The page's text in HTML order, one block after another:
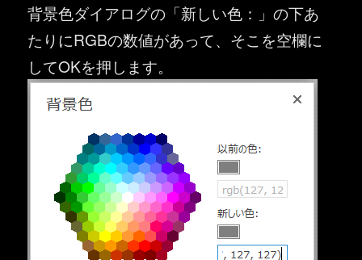
背景色ダイアログの「新しい色：」の下あ
たりにRGBの数値があって、そこを空欄に
してOKを押します。